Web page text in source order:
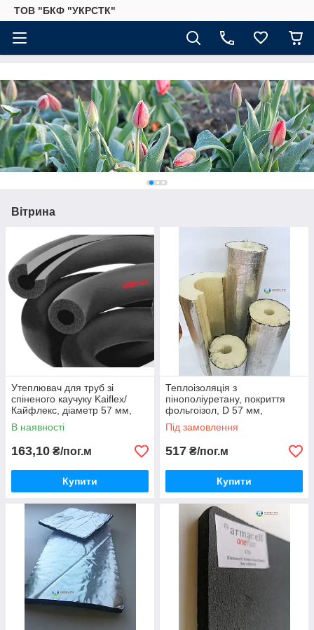
ТОВ "БКФ "УКРСТК"
Вітрина
Утеплювач для труб зі
спіненого каучуку Kaiflex/
Кайфлекс, діаметр 57 мм,
товщина 13 мм.
В наявності
163,10 ₴/пог.м
Купити
Теплоізоляція з
пінополіуретану, покриття
фольгоізол, D 57 мм,
товщина 40 мм
Під замовлення
517 ₴/пог.м
Купити